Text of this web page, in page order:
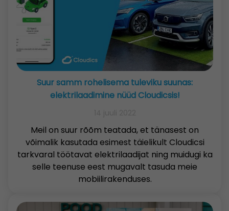
Suur samm rohelisema tuleviku suunas:
elektrilaadimine nüüd Cloudicsis!
Meil on suur rõõm teatada, et tänasest on
võimalik kasutada esimest täielikult Cloudicsi
tarkvaral töötavat elektrilaadijat ning muidugi ka
selle teenuse eest mugavalt tasuda meie
mobiilirakenduses.